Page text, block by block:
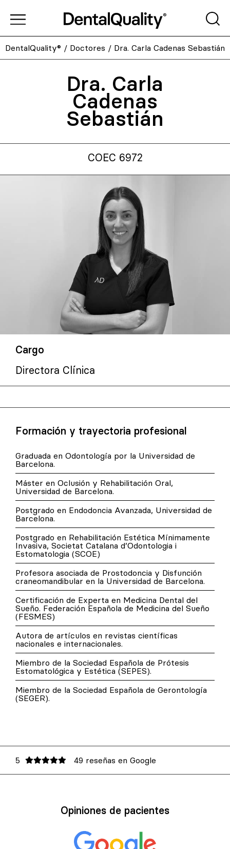
DentalQuality® / Doctores / Dra. Carla Cadenas Sebastián
Dra. Carla
Cadenas
Sebastián
COEC 6972
Cargo
Directora Clínica
Formación y trayectoria profesional
Graduada en Odontología por la Universidad de
Barcelona.
Máster en Oclusión y Rehabilitación Oral,
Universidad de Barcelona.
Postgrado en Endodoncia Avanzada, Universidad de
Barcelona.
Postgrado en Rehabilitación Estética Mínimamente
Invasiva, Societat Catalana d’Odontologia i
Estomatologia (SCOE)
Profesora asociada de Prostodoncia y Disfunción
craneomandibular en la Universidad de Barcelona.
Certificación de Experta en Medicina Dental del
Sueño. Federación Española de Medicina del Sueño
(FESMES)
Autora de artículos en revistas científicas
nacionales e internacionales.
Miembro de la Sociedad Española de Prótesis
Estomatológica y Estética (SEPES).
Miembro de la Sociedad Española de Gerontología
(SEGER).
5 49 reseñas en Google
Opiniones de pacientes